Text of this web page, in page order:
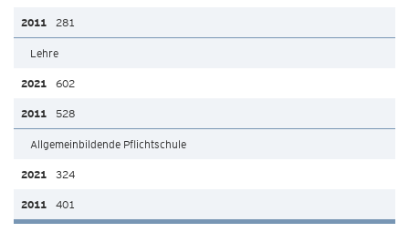
281
Lehre
602
528
Allgemeinbildende Pflichtschule
324
401